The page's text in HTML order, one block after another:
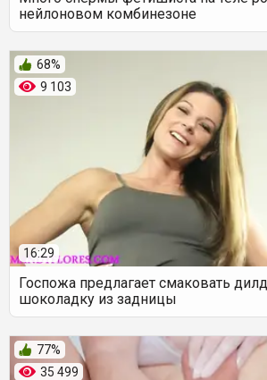
нейлоновом комбинезоне
9 103
68%
16:29
Госпожа предлагает смаковать
шоколадку из задницы
35 499
77%